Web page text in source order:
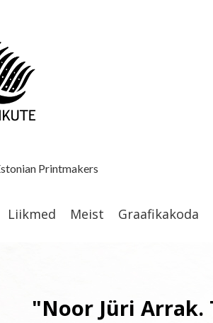
Printmakers
Liikmed Meist Graafikakoda
"Noor Jüri